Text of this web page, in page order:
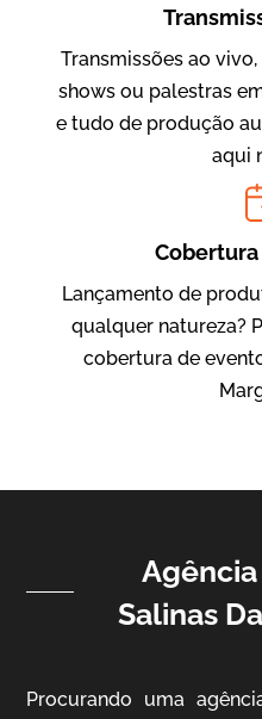
Vídeo
Vídeo
Transmissões ao
shows ou palestras
e tudo de produção
aqui
Lançamento de
qualquer natureza?
cobertura de
Salinas
Procurando uma